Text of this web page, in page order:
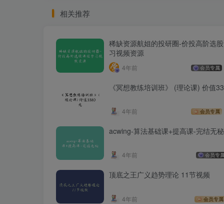
相关推荐
稀缺资源航姐的投研圈-价投高阶选
习视频资源
4年前 会员专属
《冥想教练培训班》 (理论课) 价值
4年前 会员专属
acwing-算法基础课+提高课-完结无秘
4年前 会员专
顶底之王广义趋势理论 11节视频
4年前 会员专属